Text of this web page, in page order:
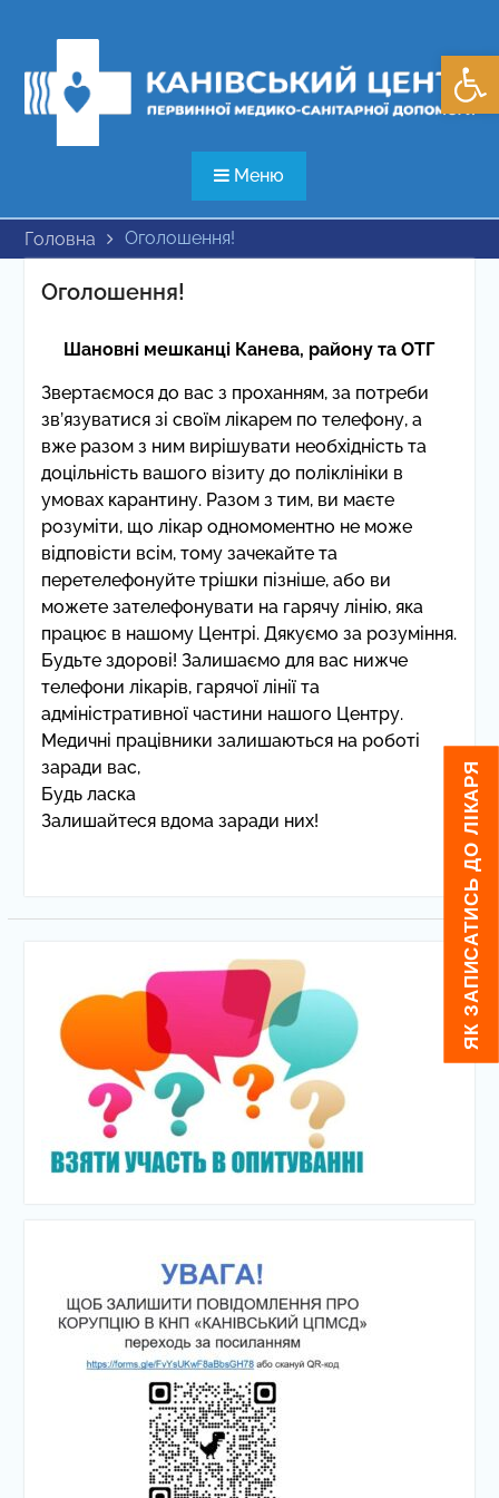
Меню
Головна Оголошення!
Оголошення!
Шановні мешканці Канева, району та ОТГ
Звертаємося до вас з проханням, за потреби
зв’язуватися зі своїм лікарем по телефону, а
вже разом з ним вирішувати необхідність та
доцільність вашого візиту до поліклініки в
умовах карантину. Разом з тим, ви маєте
розуміти, що лікар одномоментно не може
відповісти всім, тому зачекайте та
перетелефонуйте трішки пізніше, або ви
можете зателефонувати на гарячу лінію, яка
працює в нашому Центрі. Дякуємо за розуміння.
Будьте здорові! Залишаємо для вас нижче
телефони лікарів, гарячої лінії та
адміністративної частини нашого Центру.
Медичні працівники залишаються на роботі
заради вас,
Будь ласка
Залишайтеся вдома заради них!
ЯК ЗАПИСАТИСЬ ДО ЛІКАРЯ